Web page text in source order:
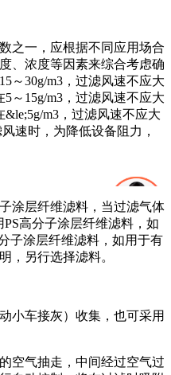
之一，应根据不同应用场合
、浓度等因素来综合考虑确
～30g/m3，过滤风速不应大
～15g/m3，过滤风速不应大
&le;5g/m3，过滤风速不应大
速时，为降低设备阻力，
涂层纤维滤料，当过滤气体
高分子涂层纤维滤料，如
子涂层纤维滤料，如用于有
，另行选择滤料。
小车接灰）收集，也可采用
空气抽走，中间经过空气过